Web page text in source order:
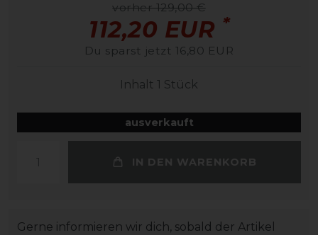
vorher 129,00 €
112,20 EUR *
Du sparst jetzt 16,80 EUR
Inhalt 1 Stück
ausverkauft
IN DEN WARENKORB
Gerne informieren wir dich, sobald der Artikel